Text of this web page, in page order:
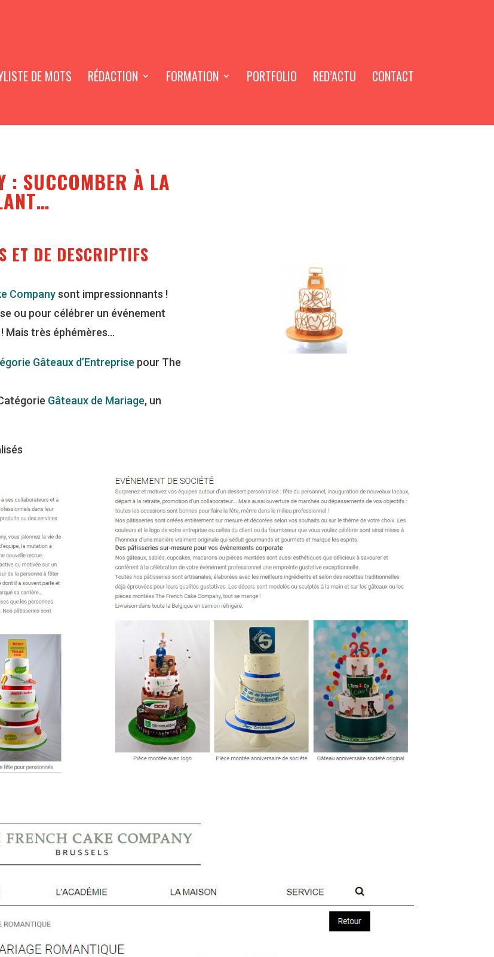
DE MOTS RÉDACTION FORMATION PORTFOLIO RED’ACTU CONTACT
: SUCCOMBER À LA
ET DE DESCRIPTIFS
Companysont impressionnants !
ou pour célébrer un événement
Mais très éphémères…
Gâteaux d’Entreprise pour The
Gâteaux de Mariage, un